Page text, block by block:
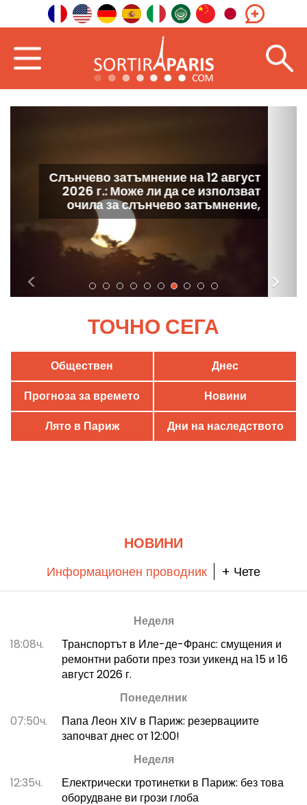
Слънчево затъмнение на 12 август
2026 г.: наблюдателната тераса на
Филхармонията — в първите
редове в Париж
<
>
ТОЧНО СЕГА
Обществен
Днес
Прогноза за времето
Новини
Лято в Париж
Дни на наследството
НОВИНИ
Информационен проводник + Чете
Неделя
18:08ч.
Транспортът в Иле-де-Франс: смущения и
ремонтни работи през този уикенд на 15 и 16
август 2026 г.
Понеделник
07:50ч.
Папа Леон XIV в Париж: резервациите
започват днес от 12:00!
Неделя
12:35ч.
Електрически тротинетки в Париж: без това
оборудване ви грози глоба